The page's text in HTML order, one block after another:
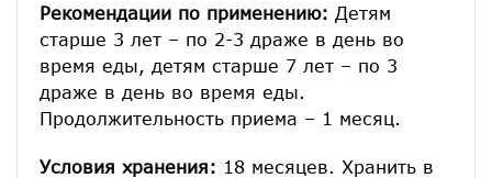
Рекомендации по применению: Детям
старше 3 лет – по 2-3 драже в день во
время еды, детям старше 7 лет – по 3
драже в день во время еды.
Продолжительность приема – 1 месяц.
Условия хранения: 18 месяцев. Хранить в